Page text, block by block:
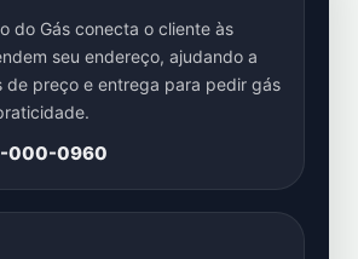
do Gás conecta o cliente às
seu endereço, ajudando a
de preço e entrega para pedir gás
000-0960